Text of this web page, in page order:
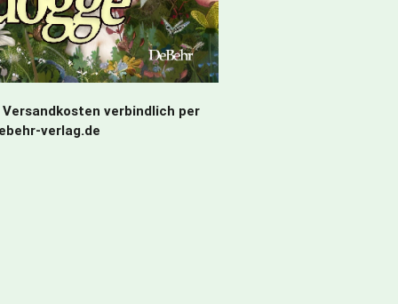
verbindlich per
verlag.de